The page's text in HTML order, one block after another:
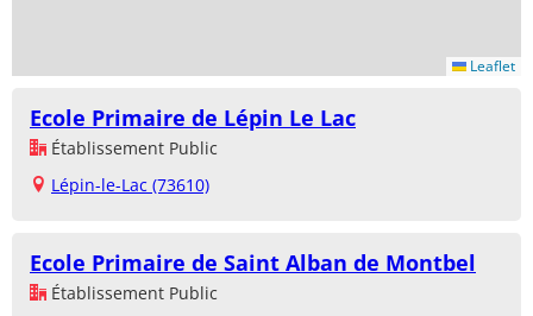
Leaflet
Ecole Primaire de Lépin Le Lac
Établissement Public
Lépin-le-Lac (73610)
Ecole Primaire de Saint Alban de Montbel
Établissement Public